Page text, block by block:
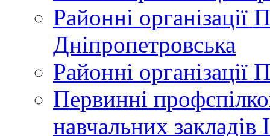
Районні організації
Дніпропетровська
Районні організації
Первинні
навчальних закладів